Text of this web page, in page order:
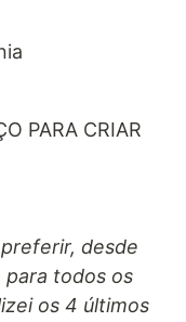
PARA CRIAR
desde
para todos os
os 4 últimos